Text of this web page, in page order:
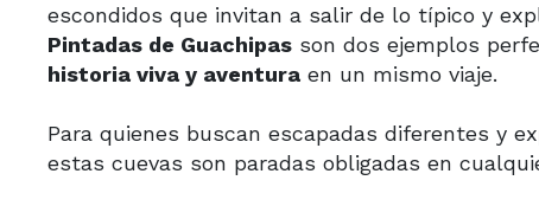
escondidos que invitan a salir de lo típico y
Pintadas de Guachipas son dos ejemplos
historia viva y aventura en un mismo viaje.
Para quienes buscan escapadas diferentes y
estas cuevas son paradas obligadas en